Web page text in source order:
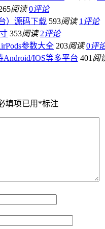
阅读 0评论
）源码下载 593阅读 1评论
353阅读 2评论
参数大全 203阅读 0评
IOS等多平台 401阅
填项已用 *标注